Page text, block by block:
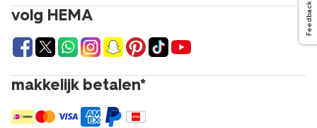
volg HEMA
makkelijk betalen*
Feedback